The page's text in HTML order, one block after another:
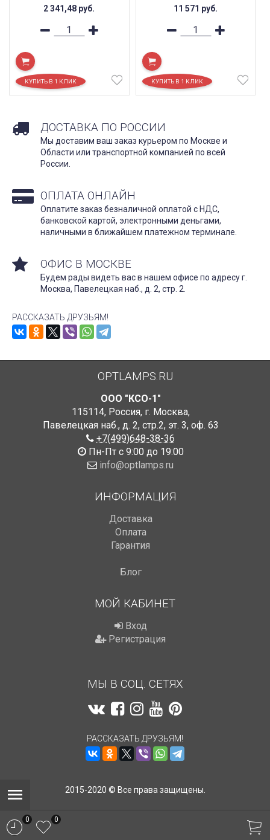
2 341,48 руб. 11 571 руб.
ДОСТАВКА ПО РОССИИ
Мы доставим ваш заказ курьером по Москве и
Области или транспортной компанией по всей
России.
ОПЛАТА ОНЛАЙН
Оплатите заказ безналичной оплатой с НДС,
банковской картой, электронными деньгами,
наличными в ближайшем платежном терминале.
ОФИС В МОСКВЕ
Будем рады видеть вас в нашем офисе по адресу г.
Москва, Павелецкая наб., д. 2, стр. 2.
РАССКАЗАТЬ ДРУЗЬЯМ!
OPTLAMPS.RU
ООО "КСО-1"
115114, Россия, г. Москва,
Павелецкая наб., д. 2, стр.2, эт. 3, оф. 63
+7(499)648-38-36
Пн-Пт с 9:00 до 19:00
info@optlamps.ru
ИНФОРМАЦИЯ
Доставка
Оплата
Гарантия
Блог
МОЙ КАБИНЕТ
Вход
Регистрация
МЫ В СОЦ. СЕТЯХ
РАССКАЗАТЬ ДРУЗЬЯМ!
2015-2020 © Все права защищены.
0 0